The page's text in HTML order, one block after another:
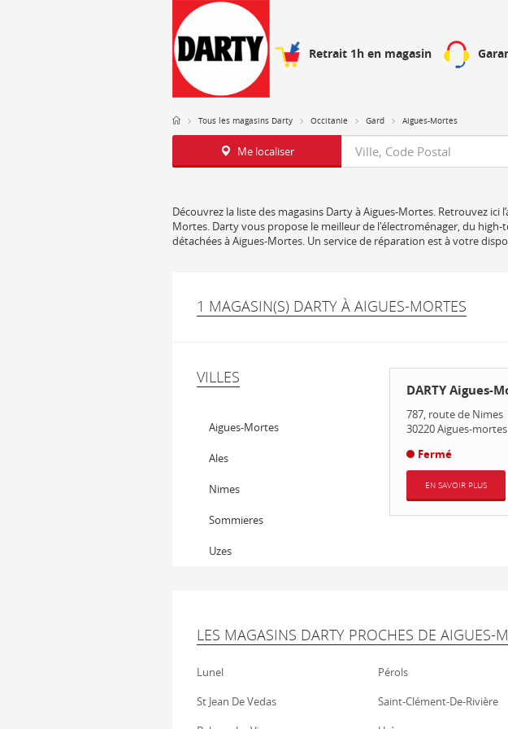
Retrait 1h en magasin
Tous les magasins Darty Occitanie Gard Aigues-Mortes
Me localiser Requête
Découvrez la liste des magasins Darty à Aigues-Mortes. Retrouvez ici
Mortes. Darty vous propose le meilleur de l'électroménager, du
détachées à Aigues-Mortes. Un service de réparation est à votre
1 MAGASIN(S) DARTY À AIGUES-MORTES
VILLES
Aigues-Mortes
Ales
Nimes
Sommieres
Uzes
DARTY Aigues-
787, route de Nimes
30220Aigues-mortes
Fermé
EN SAVOIR PLUS
LES MAGASINS DARTY PROCHES DE AIGUES-
Lunel Pérols
St Jean De Vedas
Saint-Clément-De-Rivière